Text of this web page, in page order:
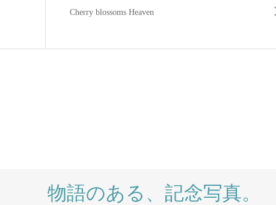
Cherry blossoms Heaven
物語のある、記念写真。